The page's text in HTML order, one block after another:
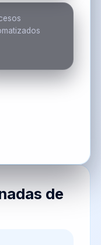
de